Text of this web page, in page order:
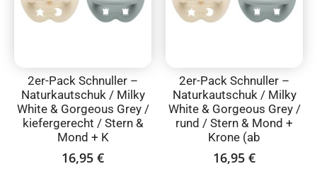
2er-Pack Schnuller –
Naturkautschuk / Milky
White & Gorgeous Grey /
kiefergerecht / Stern &
Mond + K
16,95 €
2er-Pack Schnuller –
Naturkautschuk / Milky
White & Gorgeous Grey /
rund / Stern & Mond +
Krone (ab
16,95 €